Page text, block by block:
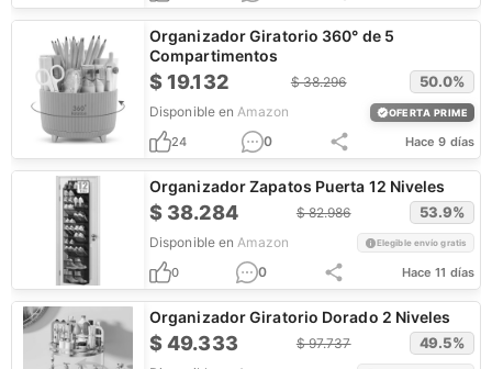
Organizador Giratorio 360° de 5
Compartimentos
$19.132 $38.296 50.0%
Disponible en Amazon OFERTA PRIME
24 0 Hace 9 días
Organizador Zapatos Puerta 12 Niveles
$ 38.284 $82.986 53.9%
Disponible en Amazon Elegible envío gratis
0 0 Hace 11 días
Organizador Giratorio Dorado 2 Niveles
$49.333 $97.737 49.5%